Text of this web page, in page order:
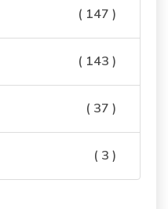
( 147 )
( 143 )
( 37 )
( 3 )